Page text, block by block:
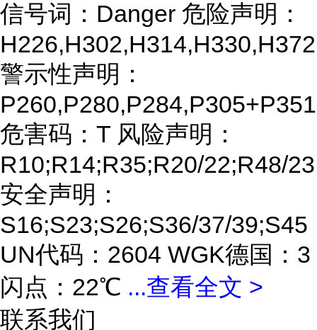
信号词：Danger 危险声明：
H226,H302,H314,H330,H372
警示性声明：
危害码：T 风险声明：
R10;R14;R35;R20/22;R48/23
安全声明：
S16;S23;S26;S36/37/39;S45
UN代码：2604 WGK德国：3
闪点：22℃ ...查看全文 >
联系我们